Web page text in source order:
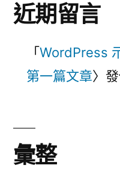
近期留言
「 WordPress
第一篇文章〉
彙整